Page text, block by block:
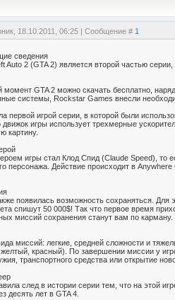
18.10.2011, 06:25 | Сообщение # 1
сведения
Auto 2 (GTA 2) является второй частью
момент GTA 2 можно скачать бесплатно,
системы, Rockstar Games внесли
первой игрой серии, в которой были
движок игры использует трехмерные
картину.
игры стал Клод Спид (Claude Speed), то
персонажа. Действие происходит в
появилась возможность сохраняться.
спишут 50 000$! Так что первое время
миссий сохранения станут вам по карману.
миссий: легкие, средней сложности и
красный). По завершении миссии у
транспортного средства или открытие
след в истории серии тем, что на этой
десять лет в GTA 4.